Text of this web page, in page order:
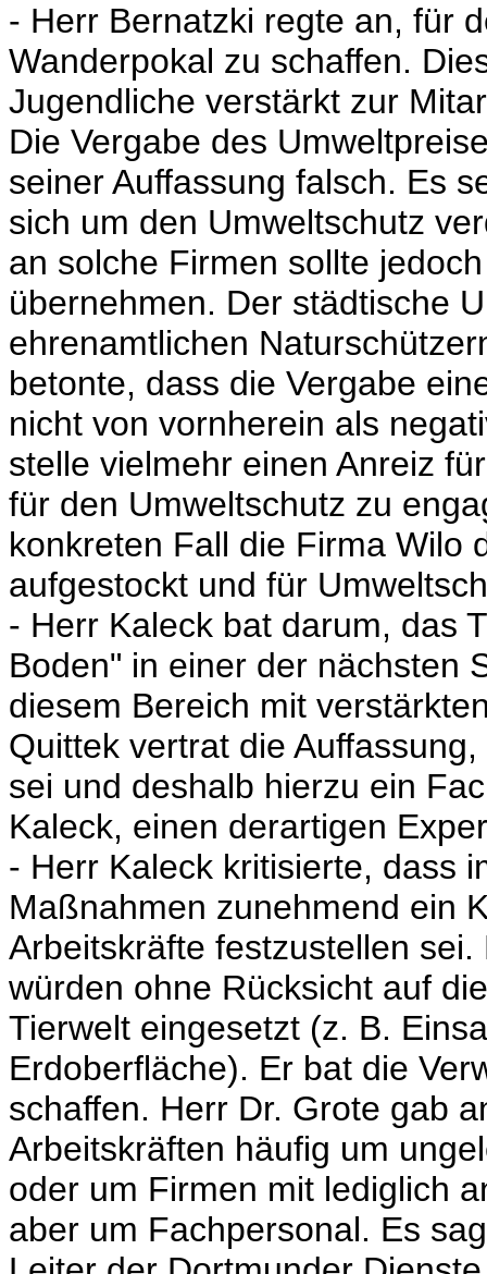
- Herr Bernatzki regte an, für
Wanderpokal zu schaffen.
Jugendliche verstärkt zur
Die Vergabe des
seiner Auffassung falsch. Es
sich um den Umweltschutz
an solche Firmen sollte
übernehmen. Der städtische
ehrenamtlichen
betonte, dass die Vergabe
nicht von vornherein als
stelle vielmehr einen Anreiz
für den Umweltschutz zu
konkreten Fall die Firma Wilo
aufgestockt und für
- Herr Kaleck bat darum, das
Boden" in einer der nächsten
diesem Bereich mit
Quittek vertrat die
sei und deshalb hierzu ein
Kaleck, einen derartigen
- Herr Kaleck kritisierte, dass
Maßnahmen zunehmend ein
Arbeitskräfte festzustellen
würden ohne Rücksicht auf
Tierwelt eingesetzt (z. B.
Erdoberfläche). Er bat die
schaffen. Herr Dr. Grote gab
Arbeitskräften häufig um
oder um Firmen mit lediglich
aber um Fachpersonal. Es